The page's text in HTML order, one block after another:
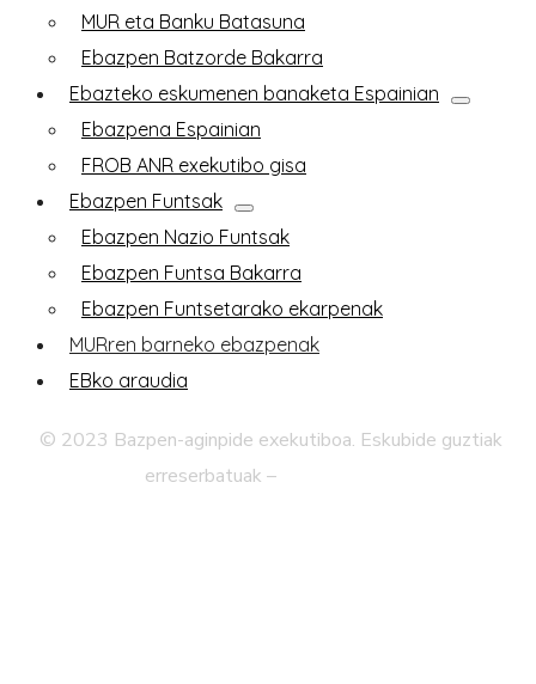
MUR eta Banku Batasuna
Ebazpen Batzorde Bakarra
Ebazteko eskumenen banaketa Espainian
Ebazpena Espainian
FROB ANR exekutibo gisa
Ebazpen Funtsak
Ebazpen Nazio Funtsak
Ebazpen Funtsa Bakarra
Ebazpen Funtsetarako ekarpenak
MURren barneko ebazpenak
EBko araudia
© 2023 Bazpen-aginpide exekutiboa. Eskubide guztiak
erreserbatuak –